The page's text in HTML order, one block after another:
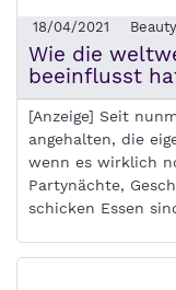
18/04/2021 Beauty
Wie die
beeinflusst
[Anzeige] Seit
angehalten, die
wenn es wirklich
Partynächte,
schicken Essen